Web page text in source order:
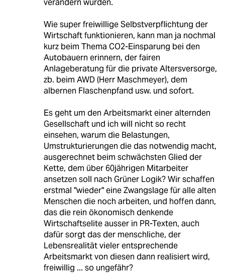
verändern würden.
Wie super freiwillige Selbstverpflichtung der
Wirtschaft funktionieren, kann man ja nochmal
kurz beim Thema CO2-Einsparung bei den
Autobauern erinnern, der fairen
Anlageberatung für die private Altersversorge,
zb. beim AWD (Herr Maschmeyer), dem
albernen Flaschenpfand usw. und sofort.
Es geht um den Arbeitsmarkt einer alternden
Gesellschaft und ich will nicht so recht
einsehen, warum die Belastungen,
Umstrukturierungen die das notwendig macht,
ausgerechnet beim schwächsten Glied der
Kette, dem über 60jährigen Mitarbeiter
ansetzen soll nach Grüner Logik? Wir schaffen
erstmal "wieder" eine Zwangslage für alle alten
Menschen die noch arbeiten, und hoffen dann,
das die rein ökonomisch denkende
Wirtschaftselite ausser in PR-Texten, auch
dafür sorgt das der menschliche, der
Lebensrealität vieler entsprechende
Arbeitsmarkt von diesen dann realisiert wird,
freiwillig ... so ungefähr?